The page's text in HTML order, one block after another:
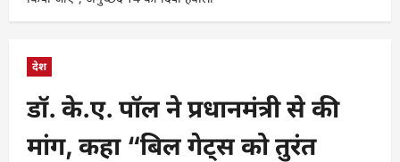
देश
डॉ. के.ए. पॉल ने प्रधानमंत्री से की
मांग, कहा “बिल गेट्स को तुरंत